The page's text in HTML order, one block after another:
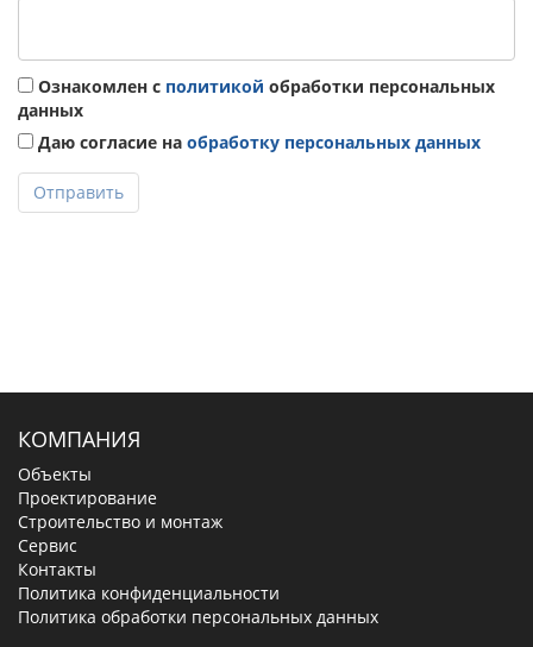
Ознакомлен с политикой обработки персональных
данных
Даю согласие на обработку персональных данных
Отправить
КОМПАНИЯ
Объекты
Проектирование
Строительство и монтаж
Сервис
Контакты
Политика конфиденциальности
Политика обработки персональных данных